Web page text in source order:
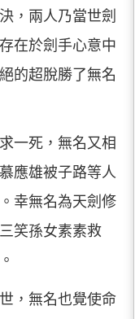
，兩人乃當世劍
在於劍手心意中
的超脫勝了無名
一死，無名又相
應雄被子路等人
幸無名為天劍修
笑孫女素素救
，無名也覺使命